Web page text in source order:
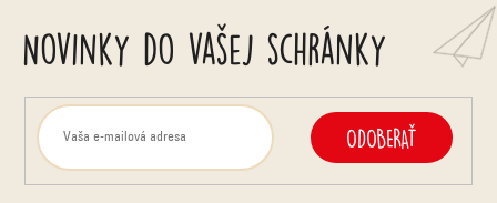
i
s
Novinky do vašej schránky
ODOBERAŤ